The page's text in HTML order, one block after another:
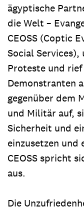
ägyptische
die Welt –
CEOSS (Coptic
Social
Proteste und
Demonstranten
gegenüber dem
und Militär auf,
Sicherheit und
einzusetzen und
CEOSS spricht
aus.
Die